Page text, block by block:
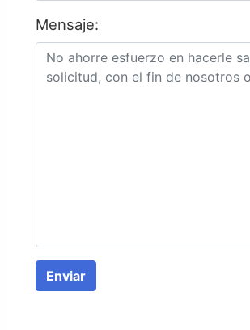
Mensaje:
Enviar